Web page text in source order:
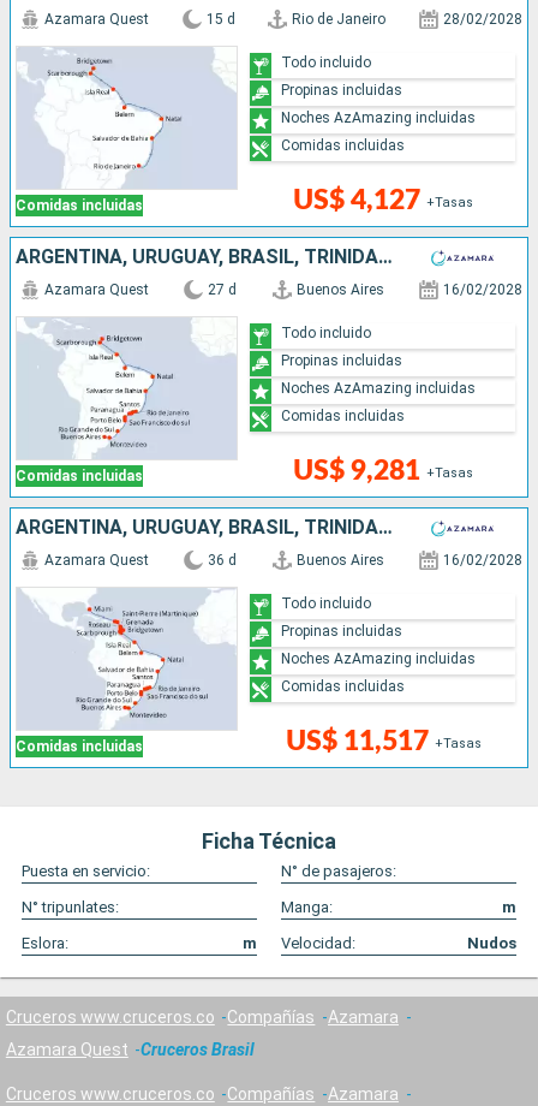
Comidas incluidas
Azamara Quest 15 d Rio de Janeiro 28/02/2028
US$ 4,127 +Tasas
Todo incluido
Propinas incluidas
Noches AzAmazing incluidas
Comidas incluidas
ARGENTINA, URUGUAY, BRASIL, TRINIDAD Y TOBAGO, BARBADOS
Comidas incluidas
Azamara Quest 27 d Buenos Aires 16/02/2028
US$ 9,281 +Tasas
Todo incluido
Propinas incluidas
Noches AzAmazing incluidas
Comidas incluidas
ARGENTINA, URUGUAY, BRASIL, TRINIDAD Y TOBAGO, BARBADOS, GRENADA, SANTA LUCIA, DOMINICA, SAN MARTÍN, ESTADOS UNIDOS
Comidas incluidas
Azamara Quest 36 d Buenos Aires 16/02/2028
US$ 11,517 +Tasas
Todo incluido
Propinas incluidas
Noches AzAmazing incluidas
Comidas incluidas
Ficha Técnica
Puesta en servicio:
N° de pasajeros:
N° tripunlates:
Manga:
m
Eslora:
m Velocidad: Nudos
Cruceros www.cruceros.co Compañías
Azamara
Azamara Quest
Cruceros Brasil
Cruceros www.cruceros.co Compañías
Azamara